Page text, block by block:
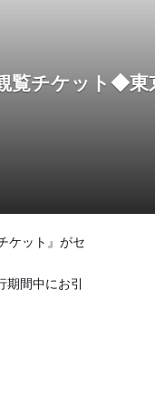
覧チケット◆
ケット』がセ
間中にお引